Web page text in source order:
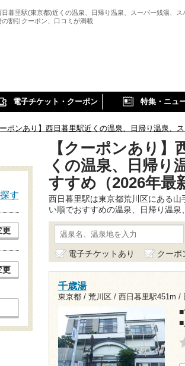
日暮里駅(東京都)近くの温泉、日帰り温泉、スーパー銭湯、ス
の割引クーポン、口コミが満載
電子チケット・クーポン 特集・ニュ
ーポンあり】西日暮里駅近くの温泉、日帰り温泉、
【クーポンあり】
くの温泉、日帰り
すすめ（2026年最
西日暮里駅は東京都荒川区にある
い順でおすすめの温泉、日帰り温泉
電子チケットあり クーポ
千歳湯
東京都 / 荒川区 / 西日暮里駅451m /
す
更
更